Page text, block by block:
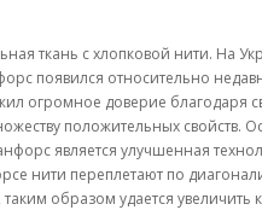
ткань с хлопковой нити. На
появился относительно
огромное доверие благодаря
положительных свойств.
является улучшенная
нити переплетают по
образом удается увеличить